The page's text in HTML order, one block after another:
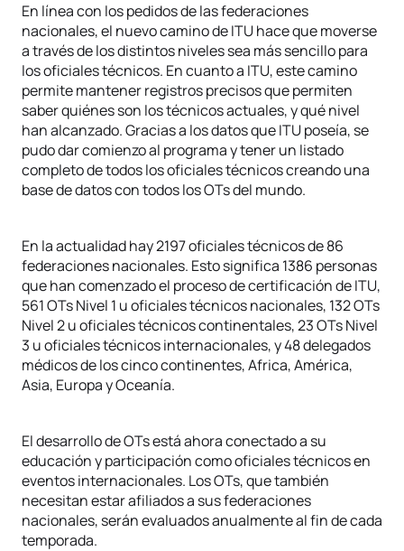
En línea con los pedidos de las federaciones
nacionales, el nuevo camino de ITU hace que moverse
a través de los distintos niveles sea más sencillo para
los oficiales técnicos. En cuanto a ITU, este camino
permite mantener registros precisos que permiten
saber quiénes son los técnicos actuales, y qué nivel
han alcanzado. Gracias a los datos que ITU poseía, se
pudo dar comienzo al programa y tener un listado
completo de todos los oficiales técnicos creando una
base de datos con todos los OTs del mundo.
En la actualidad hay 2197 oficiales técnicos de 86
federaciones nacionales. Esto significa 1386 personas
que han comenzado el proceso de certificación de ITU,
561 OTs Nivel 1 u oficiales técnicos nacionales, 132 OTs
Nivel 2 u oficiales técnicos continentales, 23 OTs Nivel
3 u oficiales técnicos internacionales, y 48 delegados
médicos de los cinco continentes, Africa, América,
Asia, Europa y Oceanía.
El desarrollo de OTs está ahora conectado a su
educación y participación como oficiales técnicos en
eventos internacionales. Los OTs, que también
necesitan estar afiliados a sus federaciones
nacionales, serán evaluados anualmente al fin de cada
temporada.